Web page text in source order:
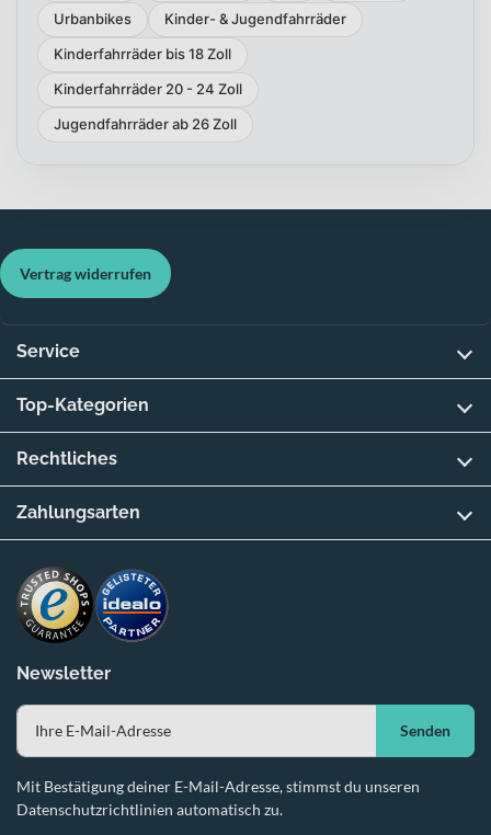
Urbanbikes
Kinder- & Jugendfahrräder
Kinderfahrräder bis 18 Zoll
Kinderfahrräder 20 - 24 Zoll
Jugendfahrräder ab 26 Zoll
Newsletter
Senden
Mit Bestätigung deiner E-Mail-Adresse, stimmst du unseren
Datenschutzrichtlinien automatisch zu.
Vertrag widerrufen
Service
Top-Kategorien
Rechtliches
Zahlungsarten